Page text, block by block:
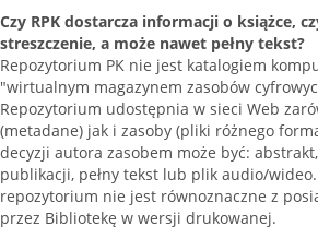
Czy RPK dostarcza informacji o książce,
streszczenie, a może nawet pełny tekst?
Repozytorium PK nie jest katalogiem
"wirtualnym magazynem zasobów
Repozytorium udostępnia w sieci Web
(metadane) jak i zasoby (pliki różnego
decyzji autora zasobem może być:
publikacji, pełny tekst lub plik audio/
repozytorium nie jest równoznaczne z
przez Bibliotekę w wersji drukowanej.